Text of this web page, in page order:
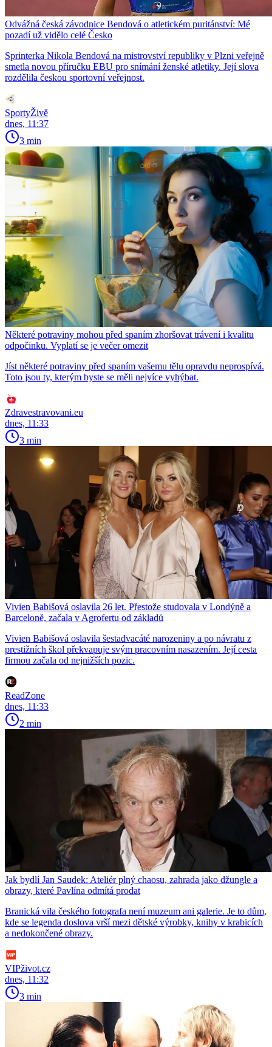
Odvážná česká závodnice Bendová o atletickém puritánství: Mé
pozadí už vidělo celé Česko
Sprinterka Nikola Bendová na mistrovství republiky v Plzni veřejně
smetla novou příručku EBU pro snímání ženské atletiky. Její slova
rozdělila českou sportovní veřejnost.
SportyŽivě
dnes, 11:37
3 min
Některé potraviny mohou před spaním zhoršovat trávení i kvalitu
odpočinku. Vyplatí se je večer omezit
Jíst některé potraviny před spaním vašemu tělu opravdu neprospívá.
Toto jsou ty, kterým byste se měli nejvíce vyhýbat.
Zdravestravovani.eu
dnes, 11:33
3 min
Vivien Babišová oslavila 26 let. Přestože studovala v Londýně a
Barceloně, začala v Agrofertu od základů
Vivien Babišová oslavila šestadvacáté narozeniny a po návratu z
prestižních škol překvapuje svým pracovním nasazením. Její cesta
firmou začala od nejnižších pozic.
ReadZone
dnes, 11:33
2 min
Jak bydlí Jan Saudek: Ateliér plný chaosu, zahrada jako džungle a
obrazy, které Pavlína odmítá prodat
Branická vila českého fotografa není muzeum ani galerie. Je to dům,
kde se legenda doslova vrší mezi dětské výrobky, knihy v krabicích
a nedokončené obrazy.
VIPživot.cz
dnes, 11:32
3 min